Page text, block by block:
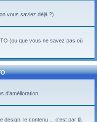
vous saviez déjà ?)
(ou que vous ne savez pas où
d'amélioration
design, le contenu ... c'est par là